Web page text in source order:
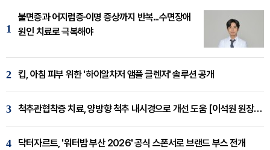
1
불면증과 어지럼증·이명 증상까지 반복...수면장애
원인 치료로 극복해야
2 킵, 아침 피부 위한 '하이알차저 앰플 클렌저' 솔루션 공개
3 척추관협착증 치료, 양방향 척추 내시경으로 개선 도움 [이석원 원장 칼럼]
4 닥터자르트, '워터밤 부산 2026' 공식 스폰서로 브랜드 부스 전개